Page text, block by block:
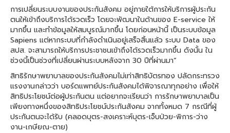
การเปลี่ยนระบบงานของประกันสังคม อยู่ภายใต้การให้บริการผู้ประกัน
ตนให้เข้าถึงบริการได้รวดเร็ว โดยจะพัฒนาในด้านของ E-service ให้
มากขึ้น และทำข้อมูลให้สมบูรณ์มากขึ้น โดยก่อนหน้านี้ เป็นระบบข้อมูล
Sapiens แต่หากระบบที่กำลังดำเนินอยู่เสร็จสิ้นแล้ว ระบบ Data ของ
สปส. จะสามารถให้บริการประชาชนเข้าถึงได้รวดเร็วมากขึ้น ดังนั้น ใน
ช่วงนี้เป็นช่วงที่เปลี่ยนผ่านระบบหลังจาก 30 ปีที่ผ่านมา”
สิทธิรักษาพยาบาลของประกันสังคมไม่เท่าสิทธิบัตรทอง ปลัดกระทรวง
แรงงานกล่าวว่า บอร์ดแพทย์ประกันสังคมได้พิจารณาทุกอย่าง เพื่อให้
สิทธิประโยชน์ต่อผู้ประกันตน แต่อยากจะเรียนว่า การรักษาพยาบาลเป็น
เพียงทางหนึ่งของสิทธิประโยชน์ประกันสังคม จากทั้งหมด 7 กรณีที่ผู้
ประกันตนจะได้รับ (คลอดบุตร-สงเคราะห์บุตร-เจ็บป่วย-พิการ-ว่าง
งาน-เกษียณ-ตาย)